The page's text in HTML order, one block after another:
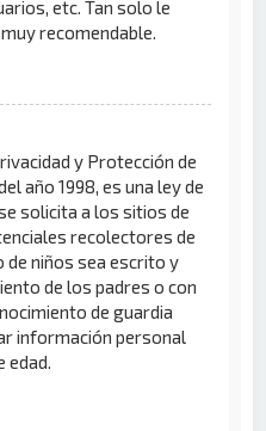
etc. Tan solo le
recomendable.
y Protección de
año 1998, es una ley de
solicita a los sitios de
recolectores de
niños sea escrito y
de los padres o con
de guardia
información personal